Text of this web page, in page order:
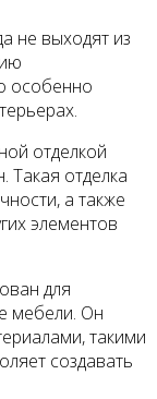
не выходят из
особенно
отделкой
Такая отделка
а также
элементов
для
мебели. Он
такими
создавать